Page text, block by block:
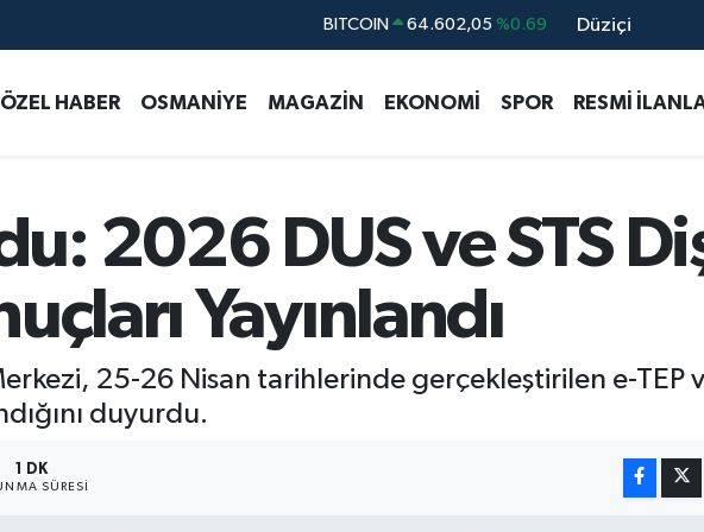
DOLAR 47,5986 %0.06 Düziçi
ÖZEL HABER OSMANİYE MAGAZİN EKONOMİ SPOR RESMİ
2026 DUS ve STS
Yayınlandı
25-26 Nisan tarihlerinde gerçekleştirilen e-TEP
duyurdu.
1 DK
SÜRESI